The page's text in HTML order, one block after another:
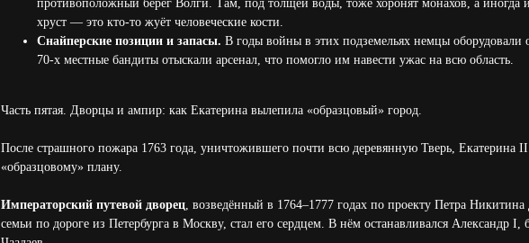
противоположный берег Волги. Там, под толщей воды, тоже хоронят монахов, а иногда
хруст — это кто-то жуёт человеческие кости.
Снайперские позиции и запасы. В годы войны в этих подземельях немцы оборудовали
70-х местные бандиты отыскали арсенал, что помогло им навести ужас на всю область.
Часть пятая. Дворцы и ампир: как Екатерина вылепила «образцовый» город.
После страшного пожара 1763 года, уничтожившего почти всю деревянную Тверь, Екатерина II
«образцовому» плану.
Императорский путевой дворец, возведённый в 1764–1777 годах по проекту Петра Никитина
семьи по дороге из Петербурга в Москву, стал его сердцем. В нём останавливался Александр